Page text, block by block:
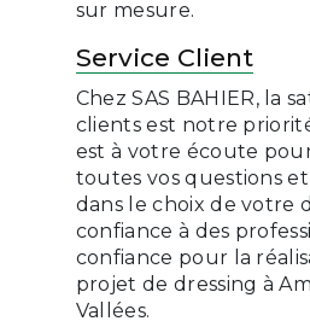
sur mesure.
Service Client
Chez SAS BAHIER, la
clients est notre
est à votre écoute
toutes vos questions
dans le choix de votre
confiance à des
confiance pour la
projet de dressing à
Vallées.